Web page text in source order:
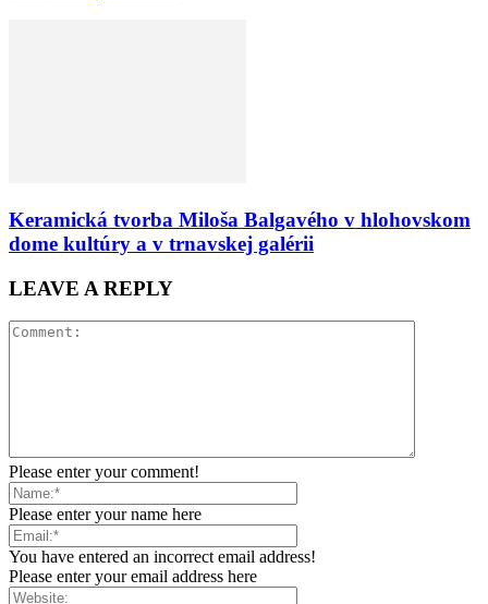
Keramická tvorba Miloša Balgavého v hlohovskom
dome kultúry a v trnavskej galérii
LEAVE A REPLY
Please enter your comment!
Please enter your name here
You have entered an incorrect email address!
Please enter your email address here